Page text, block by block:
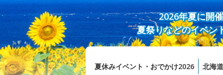
2026年夏に開
夏祭りなどのイベン
夏休みイベント・おでかけ2026 北海道